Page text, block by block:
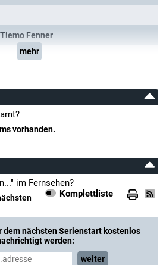
Tiemo Fenner
Furrer
mehr
vorhanden.
im Fernsehen?
Komplettliste
dem nächsten Serienstart kostenlos
werden:
weiter